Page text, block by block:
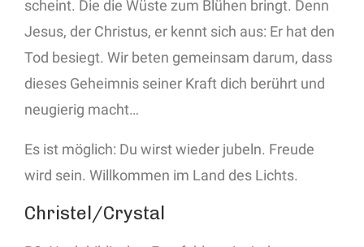
scheint. Die die Wüste zum Blühen bringt. Denn
Jesus, der Christus, er kennt sich aus: Er hat den
Tod besiegt. Wir beten gemeinsam darum, dass
dieses Geheimnis seiner Kraft dich berührt und
neugierig macht…
Es ist möglich: Du wirst wieder jubeln. Freude
wird sein. Willkommen im Land des Lichts.
Christel/Crystal